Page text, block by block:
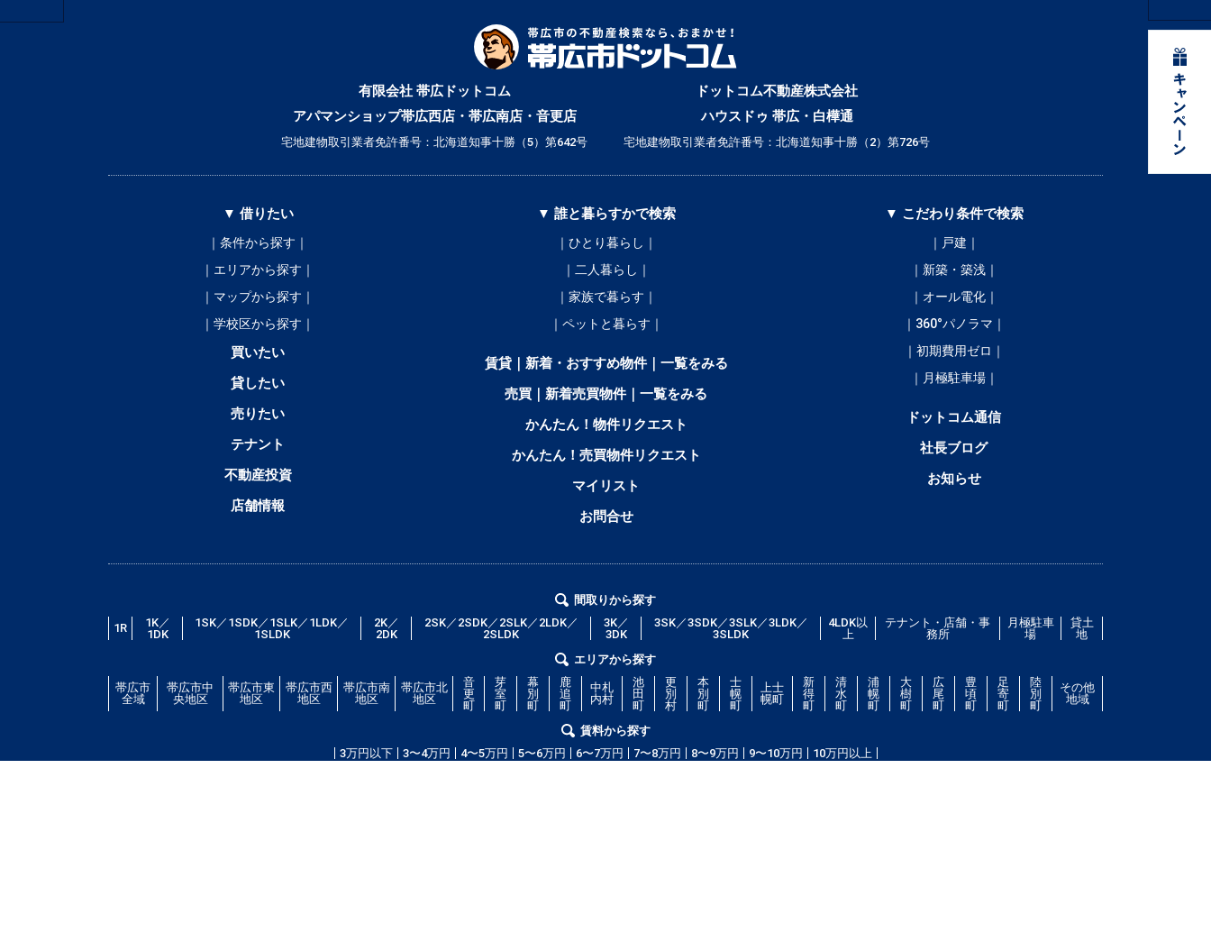
有限会社 帯広ドットコム
アパマンショップ帯広西店・帯広南店・音更店
宅地建物取引業者免許番号：北海道知事十勝（5）第642号
ドットコム不動産株式会社
ハウスドゥ 帯広・白樺通
宅地建物取引業者免許番号：北海道知事十勝（2）第726号
▼ 借りたい
｜条件から探す｜
｜エリアから探す｜
｜マップから探す｜
｜学校区から探す｜
買いたい
貸したい
売りたい
テナント
不動産投資
店舗情報
▼ 誰と暮らすかで検索
｜ひとり暮らし｜
｜二人暮らし｜
｜家族で暮らす｜
｜ペットと暮らす｜
賃貸｜新着・おすすめ物件｜一覧をみる
売買｜新着売買物件｜一覧をみる
かんたん！物件リクエスト
かんたん！売買物件リクエスト
マイリスト
お問合せ
▼ こだわり条件で検索
｜戸建｜
｜新築・築浅｜
｜オール電化｜
｜360°パノラマ｜
｜初期費用ゼロ｜
｜月極駐車場｜
ドットコム通信
社長ブログ
お知らせ
間取りから探す
1R
1K／
1DK
1SK／1SDK／1SLK／1LDK／
1SLDK
2K／
2DK
2SK／2SDK／2SLK／2LDK／
2SLDK
3K／
3DK
3SK／3SDK／3SLK／3LDK／
3SLDK
4LDK以
上
テナント・店舗・事
務所
月極駐車
場
貸土
地
エリアから探す
帯広市
全域
帯広市中
央地区
帯広市東
地区
帯広市西
地区
帯広市南
地区
帯広市北
地区
音
更
町
芽
室
町
幕
別
町
鹿
追
町
中札
内村
池
田
町
更
別
村
本
別
町
士
幌
町
上士
幌町
新
得
町
清
水
町
浦
幌
町
大
樹
町
広
尾
町
豊
頃
町
足
寄
町
陸
別
町
その他
地域
賃料から探す
3万円以下
3〜4万円 4〜5万円 5〜6万円 6〜7万円 7〜8万円 8〜9万円 9〜10万円 10万円以上